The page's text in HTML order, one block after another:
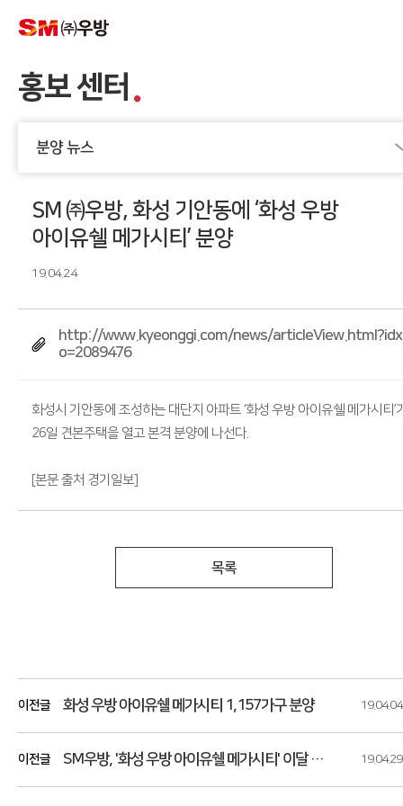
홍보 센터
분양 뉴스
SM ㈜우방, 화성 기안동에 ‘화성 우방
아이유쉘 메가시티’ 분양
19.04.24
http://www.kyeonggi.com/news/
o=2089476
화성시 기안동에 조성하는 대단지 아파트 ‘화성 우방 아이유쉘 메가시티’
26일 견본주택을 열고 본격 분양에 나선다.
[본문 출처 경기일보]
목록
이전글 화성 우방 아이유쉘 메가시티 1,157가구 분양 19.04.04
이전글 SM우방, '화성 우방 아이유쉘 메가시티' 이달 중 분양 19.04.29